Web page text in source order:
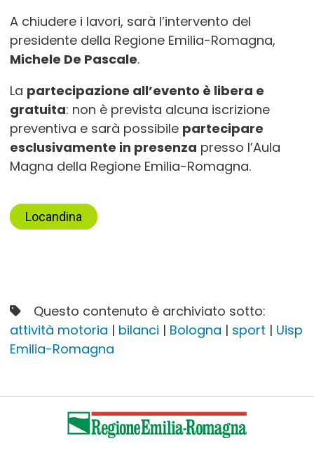
A chiudere i lavori, sarà l’intervento del
presidente della Regione Emilia-Romagna,
Michele De Pascale.
La partecipazione all’evento è libera e
gratuita: non è prevista alcuna iscrizione
preventiva e sarà possibile partecipare
esclusivamente in presenza presso l’Aula
Magna della Regione Emilia-Romagna.
Locandina
Questo contenuto è archiviato sotto:
attività motoria | bilanci | Bologna | sport | Uisp
Emilia-Romagna